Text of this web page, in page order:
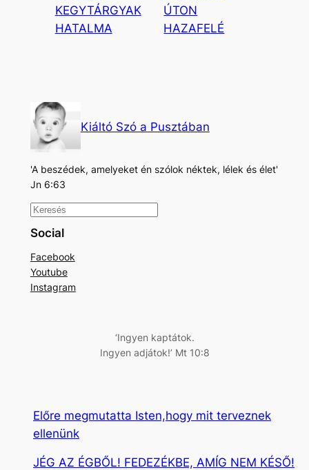
KEGYTÁRGYAK
HATALMA
ÚTON
HAZAFELÉ
Kiáltó Szó a Pusztában
'A beszédek, amelyeket én szólok néktek, lélek és élet'
Jn 6:63
K
e
e
s
Social
Facebook
Youtube
Instagram
‘Ingyen kaptátok.
Ingyen adjátok!’ Mt 10:8
Előre megmutatta Isten,hogy mit terveznek
ellenünk
JÉG AZ ÉGBŐL! FEDEZÉKBE, AMÍG NEM KÉSŐ!